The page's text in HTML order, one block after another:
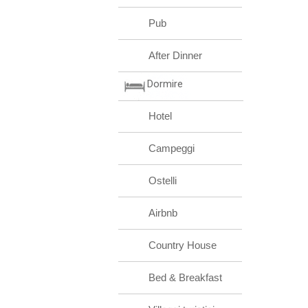
Pub
After Dinner
Dormire
Hotel
Campeggi
Ostelli
Airbnb
Country House
Bed & Breakfast